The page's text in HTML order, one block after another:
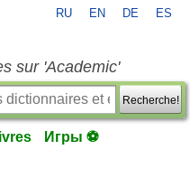
RU EN DE ES
sur 'Academic'
Recherche!
livres Игры ⚽